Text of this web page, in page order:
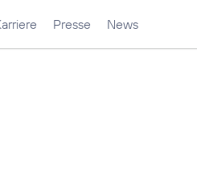
Presse News